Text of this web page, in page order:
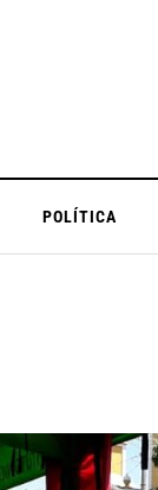
POLÍTICA